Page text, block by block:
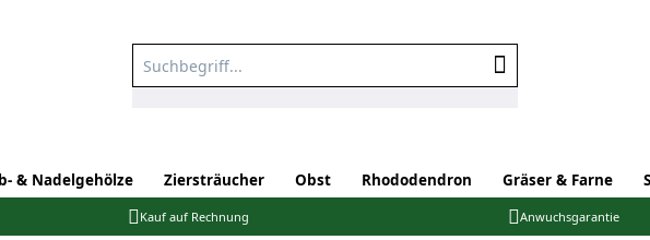
& Nadelgehölze Ziersträucher Obst Rhododendron Gräser & Farne
Kauf auf Rechnung Anwuchsgarantie